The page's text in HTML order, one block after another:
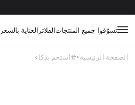
تسوّقوا جميع المنتجاتالفلاتر العناية بالشعر
الصفحة الرئيسية #استحم بذكاء